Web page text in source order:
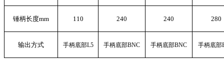
锤柄长度mm 110 240 240 280
输出方式 手柄底部L5 手柄底部BNC 手柄底部BNC 手柄底部